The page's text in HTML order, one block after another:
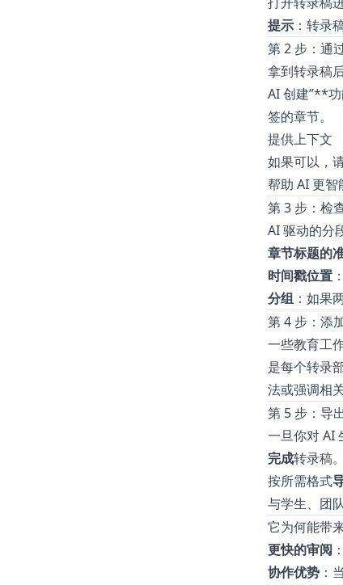
提示：转录
第 2 步：通
拿到转录稿
AI 创建”**
签的章节。
提供上下文
如果可以，
帮助 AI 更智
第 3 步：检
AI 驱动的分
章节标题的
时间戳位置
分组：如果
第 4 步：添
一些教育工
是每个转录
法或强调相
第 5 步：导
一旦你对 AI
完成转录稿。
按所需格式
与学生、团
它为何能带
更快的审阅
协作优势：